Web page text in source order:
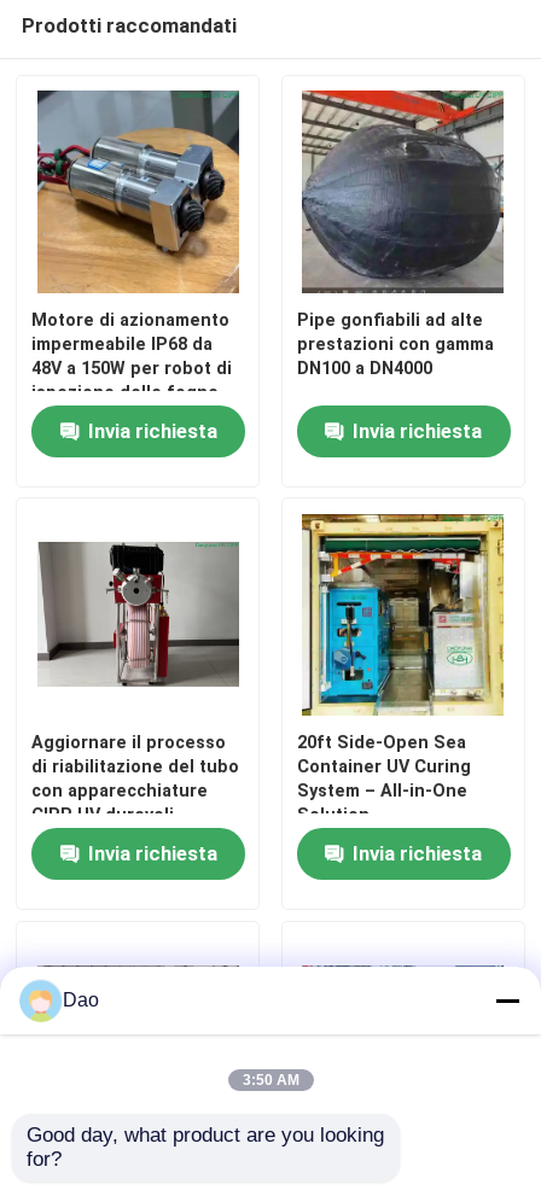
Pompe di scarico
Prodotti raccomandati
Motore di azionamento
impermeabile IP68 da
48V a 150W per robot di
ispezione delle fogne
Invia richiesta
Pipe gonfiabili ad alte
prestazioni con gamma
DN100 a DN4000
Invia richiesta
Aggiornare il processo
di riabilitazione del tubo
con apparecchiature
CIPP UV durevoli
DN100/4 pollici
Invia richiesta
20ft Side-Open Sea
Container UV Curing
System – All-in-One
Solution
Invia richiesta
Inflatable Sewer Packer
Dao
3:50 AM
Good day, what product are you looking
for?